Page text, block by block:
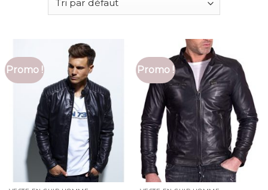
Promo ! Promo !